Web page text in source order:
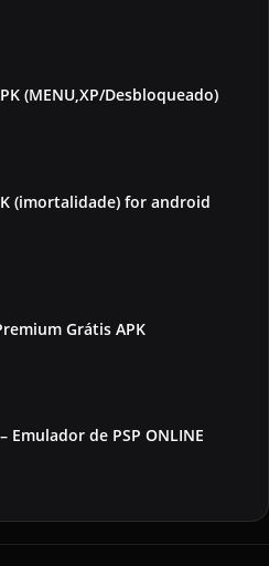
(MENU,XP/Desbloqueado)
(imortalidade) for android
Grátis APK
Emulador de PSP ONLINE